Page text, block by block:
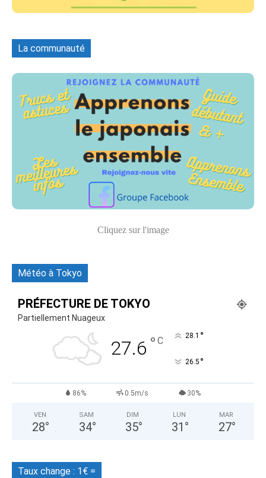
La communauté
Cliquez sur l'image
Météo à Tokyo
PRÉFECTURE DE TOKYO
Partiellement Nuageux
27.6 ° C 28.1 °
26.5 °
86% 0.5m/s 30%
VEN
28°
SAM
34°
DIM
35°
LUN
31 °
MAR
27°
Taux change : 1€ =